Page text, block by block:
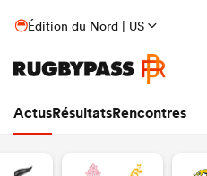
Édition du Nord | US
ActusRésultatsRencontres